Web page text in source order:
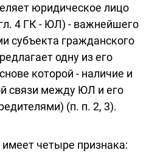
юридическое лицо
4 ГК - ЮЛ) - важнейшего
субъекта гражданского
одну из его
которой - наличие и
связи между ЮЛ и его
(п. п. 2, 3).
четыре признака: